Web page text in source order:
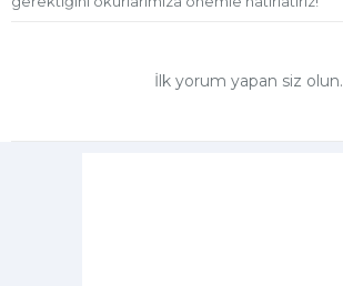
İlk yorum yapan siz olun.